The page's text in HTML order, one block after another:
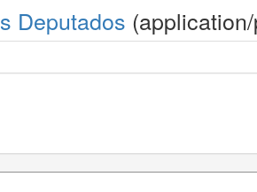
Deputados